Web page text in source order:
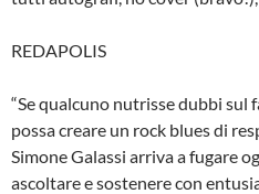
REDAPOLIS
“Se qualcuno nutrisse dubbi sul
possa creare un rock blues di
Simone Galassi arriva a fugare
ascoltare e sostenere con